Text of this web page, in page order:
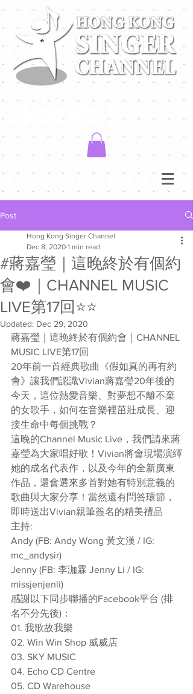
Post
#蔣嘉瑩｜這晚終於有個約
會❤️｜CHANNEL MUSIC
LIVE第17回⭐️⭐️
Hong Kong Singer Channel
Dec 8, 2020 1 min read
Updated: Dec 29, 2020
蔣嘉瑩｜這晚終於有個約會｜CHANNEL
MUSIC LIVE第17回
20年前一首經典歌曲《假如真的再有約
會》讓我們認識Vivian蔣嘉瑩20年後的
今天，這位熱愛音樂、對夢想不離不棄
的女歌手，如何在音樂裡茁壯成長、迎
接生命中每個挑戰？
這晚的Channel Music Live，我們請來蔣
嘉瑩為大家唱好歌！Vivian將會現場演繹
她的成名代表作，以及今年的全新廣東
作品，還會選來多首對她有特別意義的
歌曲與大家分享！當然還有問答環節，
即時送出Vivian親筆簽名的精美禮品
主持:
Andy (FB: Andy Wong 黃文漢 / IG:
mc_andysir)
Jenny (FB: 李泇霖 Jenny Li / IG:
missjenjenli)
感謝以下同步聯播的Facebook平台 (排
名不分先後)：
01. 我歌故我樂
02. Win Win Shop 威威店
03. SKY MUSIC
04. Echo CD Centre
05. CD Warehouse